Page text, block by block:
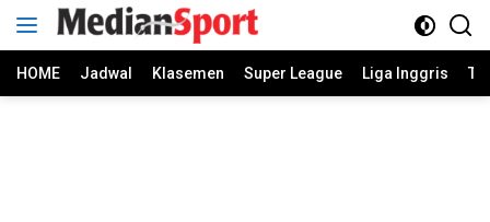
HOME Jadwal Klasemen Super League Liga Inggris